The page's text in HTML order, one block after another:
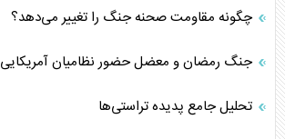
چگونه مقاومت صحنه جنگ را تغییر می‌دهد؟
جنگ رمضان و معضل حضور نظامیان آمریکایی
تحلیل جامع پدیده تراستی‌ها